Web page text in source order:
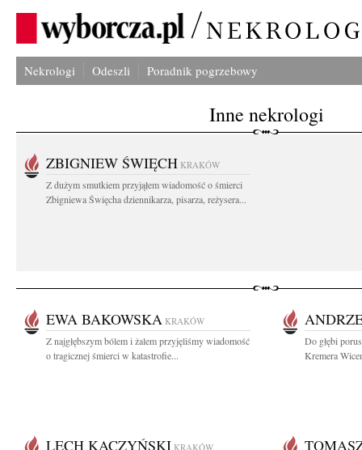
Nekrologi Odeszli Poradnik pogrzebowy
Inne nekrologi
ZBIGNIEW ŚWIĘCH KRAKÓW
Z dużym smutkiem przyjąłem wiadomość o śmierci
Zbigniewa Święcha dziennikarza, pisarza, reżysera...
EWA BAKOWSKA KRAKÓW
Z najgłębszym bólem i żalem przyjęliśmy wiadomość
o tragicznej śmierci w katastrofie...
Do głębi
Kremera
LECH KACZYŃSKI KRAKÓW